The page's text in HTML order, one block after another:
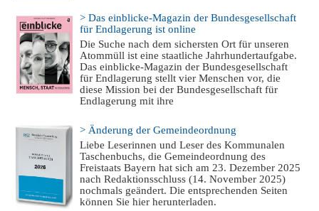
> Das einblicke-Magazin der Bundesgesellschaft
für Endlagerung ist online
Die Suche nach dem sichersten Ort für unseren
Atommüll ist eine staatliche Jahrhundertaufgabe.
Das einblicke-Magazin der Bundesgesellschaft
für Endlagerung stellt vier Menschen vor, die
diese Mission bei der Bundesgesellschaft für
Endlagerung mit ihre
> Änderung der Gemeindeordnung
Liebe Leserinnen und Leser des Kommunalen
Taschenbuchs, die Gemeindeordnung des
Freistaats Bayern hat sich am 23. Dezember 2025
nach Redaktionsschluss (14. November 2025)
nochmals geändert. Die entsprechenden Seiten
können Sie hier herunterladen.